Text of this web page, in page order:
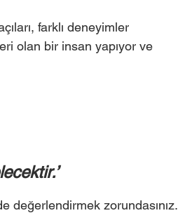
farklı deneyimler
olan bir insan yapıyor ve
değerlendirmek zorundasınız.